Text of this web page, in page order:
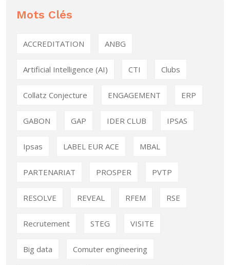
Mots Clés
ACCREDITATION ANBG
Artificial Intelligence (AI) CTI Clubs
Collatz Conjecture ENGAGEMENT ERP
GABON GAP IDER CLUB IPSAS
Ipsas LABEL EUR ACE MBAL
PARTENARIAT PROSPER PVTP
RESOLVE REVEAL RFEM RSE
Recrutement STEG VISITE
Big data Comuter engineering